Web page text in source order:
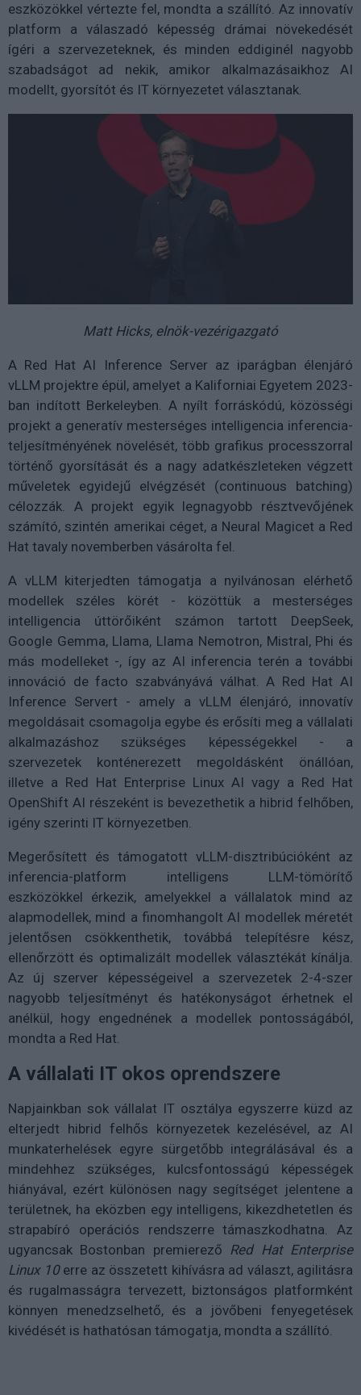
eszközökkel vértezte fel, mondta a szállító. Az innovatív
platform a válaszadó képesség drámai növekedését
ígéri a szervezeteknek, és minden eddiginél nagyobb
szabadságot ad nekik, amikor alkalmazásaikhoz AI
modellt, gyorsítót és IT környezetet választanak.
Matt Hicks, elnök-vezérigazgató
A Red Hat AI Inference Server az iparágban élenjáró
vLLM projektre épül, amelyet a Kaliforniai Egyetem 2023-
ban indított Berkeleyben. A nyílt forráskódú, közösségi
projekt a generatív mesterséges intelligencia inferencia-
teljesítményének növelését, több grafikus processzorral
történő gyorsítását és a nagy adatkészleteken végzett
műveletek egyidejű elvégzését (continuous batching)
célozzák. A projekt egyik legnagyobb résztvevőjének
számító, szintén amerikai céget, a Neural Magicet a Red
Hat tavaly novemberben vásárolta fel.
A vLLM kiterjedten támogatja a nyilvánosan elérhető
modellek széles körét - közöttük a mesterséges
intelligencia úttörőiként számon tartott DeepSeek,
Google Gemma, Llama, Llama Nemotron, Mistral, Phi és
más modelleket -, így az AI inferencia terén a további
innováció de facto szabványává válhat. A Red Hat AI
Inference Servert - amely a vLLM élenjáró, innovatív
megoldásait csomagolja egybe és erősíti meg a vállalati
alkalmazáshoz szükséges képességekkel - a
szervezetek konténerezett megoldásként önállóan,
illetve a Red Hat Enterprise Linux AI vagy a Red Hat
OpenShift AI részeként is bevezethetik a hibrid felhőben,
igény szerinti IT környezetben.
Megerősített és támogatott vLLM-disztribúcióként az
inferencia-platform intelligens LLM-tömörítő
eszközökkel érkezik, amelyekkel a vállalatok mind az
alapmodellek, mind a finomhangolt AI modellek méretét
jelentősen csökkenthetik, továbbá telepítésre kész,
ellenőrzött és optimalizált modellek választékát kínálja.
Az új szerver képességeivel a szervezetek 2-4-szer
nagyobb teljesítményt és hatékonyságot érhetnek el
anélkül, hogy engednének a modellek pontosságából,
mondta a Red Hat.
A vállalati IT okos oprendszere
Napjainkban sok vállalat IT osztálya egyszerre küzd az
elterjedt hibrid felhős környezetek kezelésével, az AI
munkaterhelések egyre sürgetőbb integrálásával és a
mindehhez szükséges, kulcsfontosságú képességek
hiányával, ezért különösen nagy segítséget jelentene a
területnek, ha eközben egy intelligens, kikezdhetetlen és
strapabíró operációs rendszerre támaszkodhatna. Az
ugyancsak Bostonban premierező Red Hat Enterprise
Linux 10erre az összetett kihívásra ad választ, agilitásra
és rugalmasságra tervezett, biztonságos platformként
könnyen menedzselhető, és a jövőbeni fenyegetések
kivédését is hathatósan támogatja, mondta a szállító.